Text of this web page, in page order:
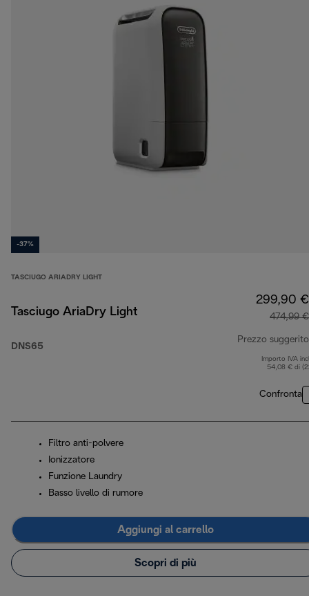
-37%
TASCIUGO ARIADRY LIGHT
Tasciugo AriaDry Light
DNS65
299,90 €
474,99 €
Prezzo suggerito
Importo IVA
54,08 € di
Confronta
Filtro anti-polvere
Ionizzatore
Funzione Laundry
Basso livello di rumore
Aggiungi al carrello
Scopri di più